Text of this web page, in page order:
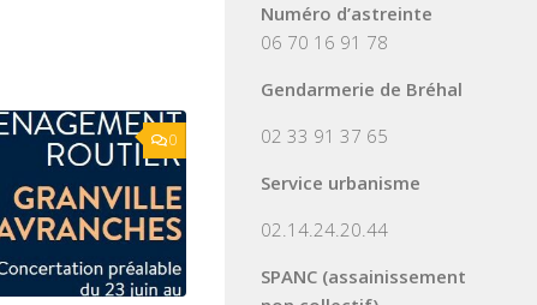
0
Numéro d’astreinte
06 70 16 91 78
Gendarmerie de Bréhal
02 33 91 37 65
Service urbanisme
02.14.24.20.44
SPANC (assainissement